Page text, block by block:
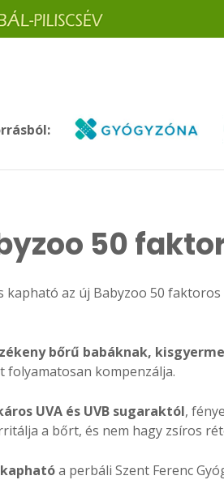
50
kapható az új Babyzoo 50
bőrű babáknak,
folyamatosan kompenzálja.
UVA és UVB sugaraktól,
a bőrt, és nem hagy zsíros
a perbáli Szent Ferenc